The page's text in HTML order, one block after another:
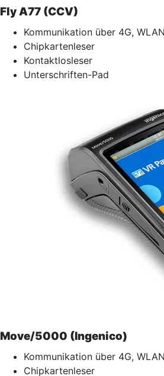
Fly A77 (CCV)
Kommunikation über 4G, WLAN
Chipkartenleser
Kontaktlosleser
Unterschriften-Pad
Move/5000 (Ingenico)
Kommunikation über 4G, WLAN
Chipkartenleser